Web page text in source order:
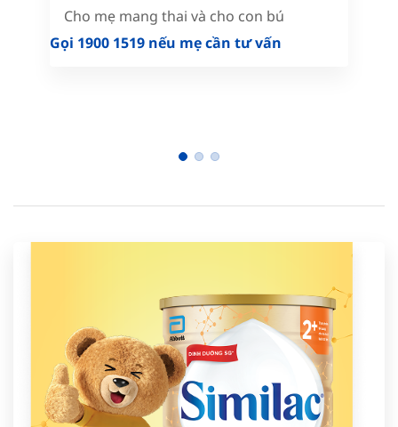
Cho mẹ mang thai và cho con bú
Gọi 1900 1519 nếu mẹ cần tư vấn